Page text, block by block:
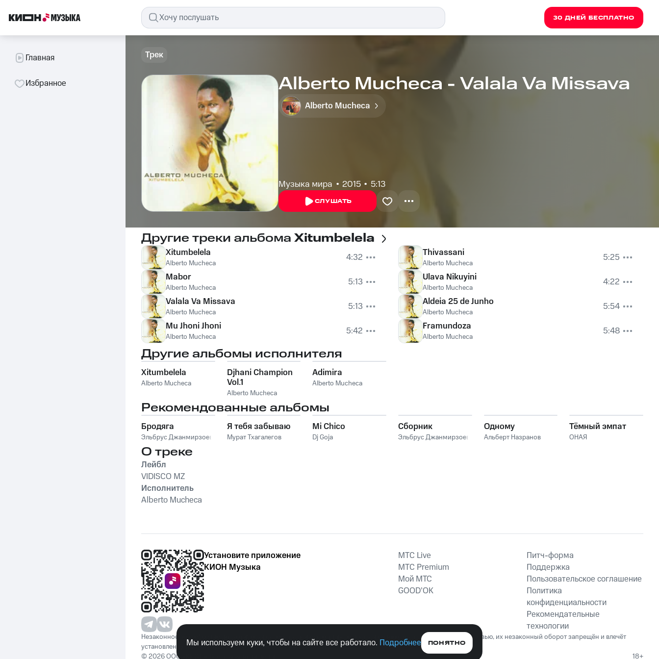
30 ДНЕЙ БЕСПЛАТНО
Главная
Избранное
Трек
Alberto Mucheca - Valala Va Missava
Alberto Mucheca
Музыка мира 2015 5:13
СЛУШАТЬ
Другие треки альбома Xitumbelela
Xitumbelela
Alberto Mucheca
4:32
Mabor
Alberto Mucheca
5:13
Valala Va Missava
Alberto Mucheca
5:13
Mu Jhoni Jhoni
Alberto Mucheca 5:42
Thivassani
Alberto Mucheca
5:25
Ulava Nikuyini
Alberto Mucheca
4:22
Aldeia 25 de Junho
Alberto Mucheca
5:54
Framundoza
Alberto Mucheca 5:48
Другие альбомы исполнителя
Xitumbelela
Alberto Mucheca
Djhani Champion
Vol.1
Alberto Mucheca
Adimira
Alberto Mucheca
Рекомендованные альбомы
Бродяга
Эльбрус Джанмирзоев
Я тебя забываю
Мурат Тхагалегов
Mi Chico
Dj Goja
Сборник
Эльбрус Джанмирзоев
Одному
Альберт Назранов
Тёмный эмпат
ОНАЯ
О треке
Лейбл
VIDISCO MZ
Исполнитель
Alberto Mucheca
Установите приложение
КИОН Музыка
MTС Live
MTС Premium
Мой МТС
GOOD’OK
Питч-форма
Поддержка
Пользовательское соглашение
Политика
конфиденциальности
Рекомендательные
технологии
Незаконное потребление наркотических средств, психотропных веществ, их аналогов причиняет вред здоровью, их незаконный оборот запрещён и влечёт
установленную законодательством ответственность.
© 2026 ООО «КИОН». Все права защищены
18+
Мы используем куки, чтобы на сайте все работало. Подробнее ПОНЯТНО